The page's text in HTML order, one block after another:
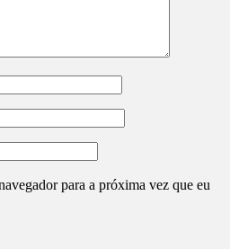
para a próxima vez que eu